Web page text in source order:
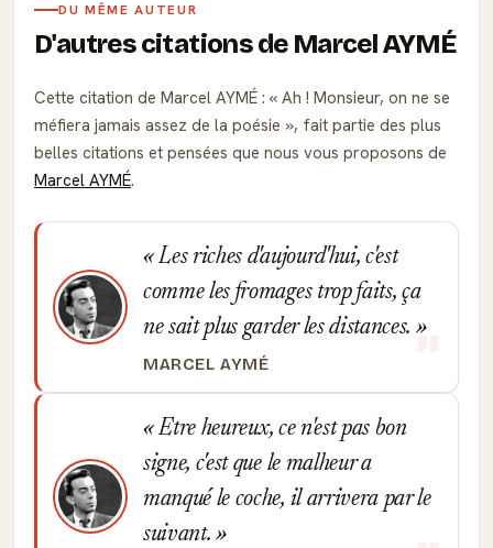
DU MÊME AUTEUR
D'autres citations de Marcel AYMÉ
Cette citation de Marcel AYMÉ :
Ah ! Monsieur, on ne se
méfiera jamais assez de la poésie
, fait partie des plus
belles citations et pensées que nous vous proposons de
Marcel AYMÉ.
Les riches d'aujourd'hui, c'est
comme les fromages trop faits, ça
ne sait plus garder les distances.
MARCEL AYMÉ
Etre heureux, ce n'est pas bon
signe, c'est que le malheur a
manqué le coche, il arrivera par le
suivant.